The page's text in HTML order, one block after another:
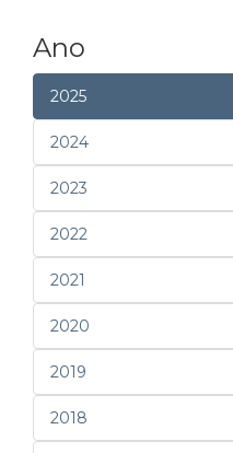
Ano
2025
2024
2023
2022
2021
2020
2019
2018